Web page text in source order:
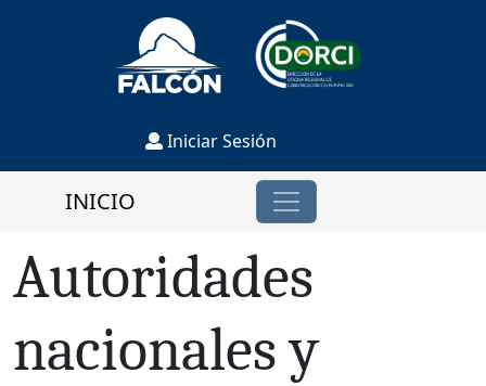
Iniciar Sesión
INICIO
Autoridades
nacionales y